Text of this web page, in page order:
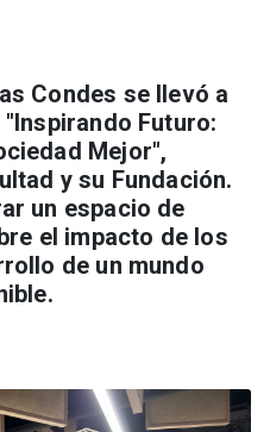
Condes se llevó a
Futuro:
Mejor",
y su Fundación.
un espacio de
el impacto de los
de un mundo